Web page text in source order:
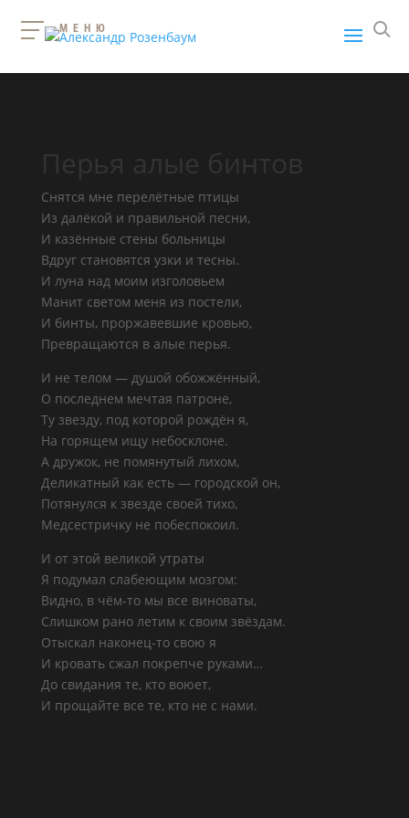
Перья алые бинтов
Снятся мне перелётные птицы
Из далёкой и правильной песни,
И казённые стены больницы
Вдруг становятся узки и тесны.
И луна над моим изголовьем
Манит светом меня из постели,
И бинты, проржавевшие кровью,
Превращаются в алые перья.
И не телом — душой обожжённый,
О последнем мечтая патроне,
Ту звезду, под которой рождён я,
На горящем ищу небосклоне.
А дружок, не помянутый лихом,
Деликатный как есть — городской он,
Потянулся к звезде своей тихо,
Медсестричку не побеспокоил.
И от этой великой утраты
Я подумал слабеющим мозгом:
Видно, в чём-то мы все виноваты,
Слишком рано летим к своим звёздам.
Отыскал наконец-то свою я
И кровать сжал покрепче руками…
До свидания те, кто воюет,
И прощайте все те, кто не с нами.
МЕНЮ